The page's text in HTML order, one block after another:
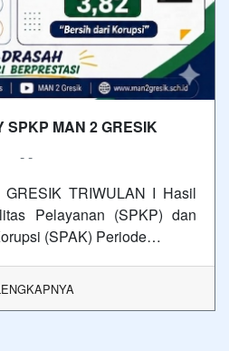
SPKP MAN 2 GRESIK
- -
TRIWULAN I Hasil
Pelayanan (SPKP) dan
(SPAK) Periode…